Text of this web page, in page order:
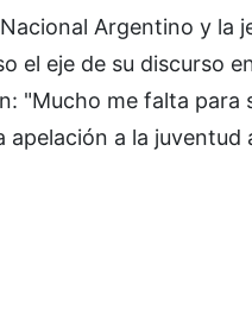
Argentino y la
el eje de su discurso
"Mucho me falta
a la